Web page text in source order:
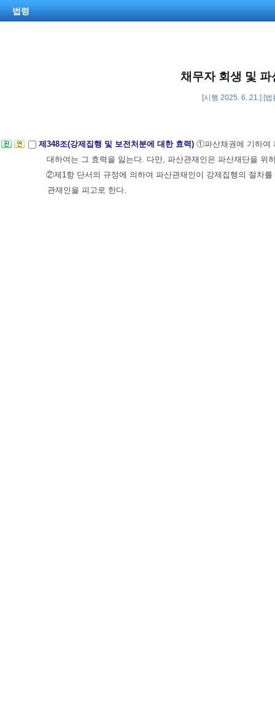
법령
채무자 회생 및
[시행 2025. 6. 21.] [
제348조(강제집행 및 보전처분에 대한 효력) ①파산채권에 기하여
대하여는 그 효력을 잃는다. 다만, 파산관재인은 파산재단을 위
②제1항 단서의 규정에 의하여 파산관재인이 강제집행의 절차
관재인을 피고로 한다.